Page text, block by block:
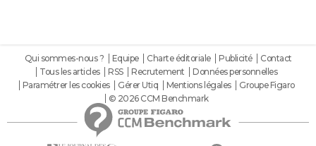
Qui sommes-nous ? Equipe Charte éditoriale Publicité
Contact
Tous les articles
RSS Recrutement
Données personnelles
Paramétrer les cookies
Gérer Utiq Mentions légales
Groupe Figaro
© 2026 CCM Benchmark